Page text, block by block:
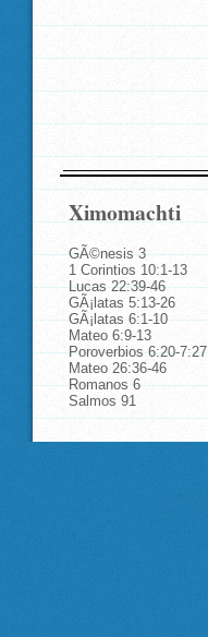
Ximomachti
GÃ©nesis 3
1 Corintios 10:1-13
Lucas 22:39-46
GÃ¡latas 5:13-26
GÃ¡latas 6:1-10
Mateo 6:9-13
Poroverbios 6:20-7:27
Mateo 26:36-46
Romanos 6
Salmos 91